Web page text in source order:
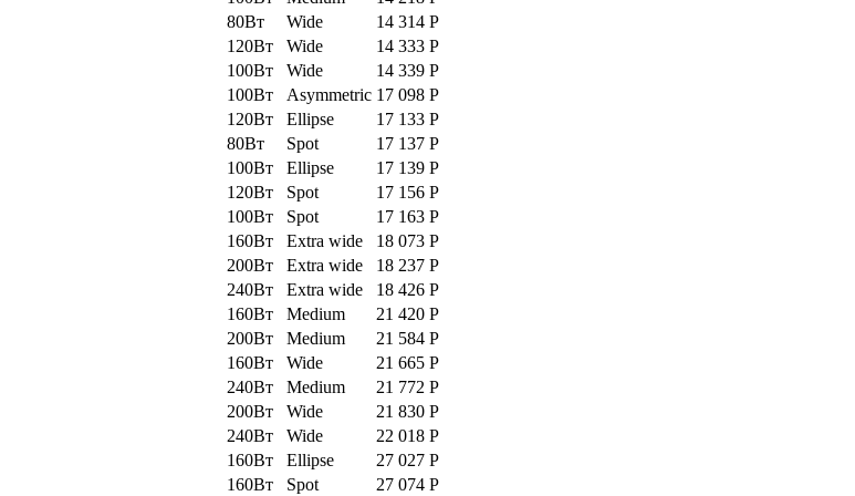
80Вт
Wide 14 314 Р
120Вт
Wide 14 333 Р
100Вт
Wide 14 339 Р
100Вт
Asymmetric 17 098 Р
120Вт
Ellipse 17 133 Р
80Вт
Spot 17 137 Р
100Вт
Ellipse 17 139 Р
120Вт
Spot 17 156 Р
100Вт
Spot 17 163 Р
160Вт
Extra wide 18 073 Р
200Вт
Extra wide 18 237 Р
240Вт
Extra wide 18 426 Р
160Вт
Medium 21 420 Р
200Вт
Medium 21 584 Р
160Вт
Wide 21 665 Р
240Вт
Medium 21 772 Р
200Вт
Wide 21 830 Р
240Вт
Wide 22 018 Р
160Вт
Ellipse 27 027 Р
160Вт
Spot 27 074 Р